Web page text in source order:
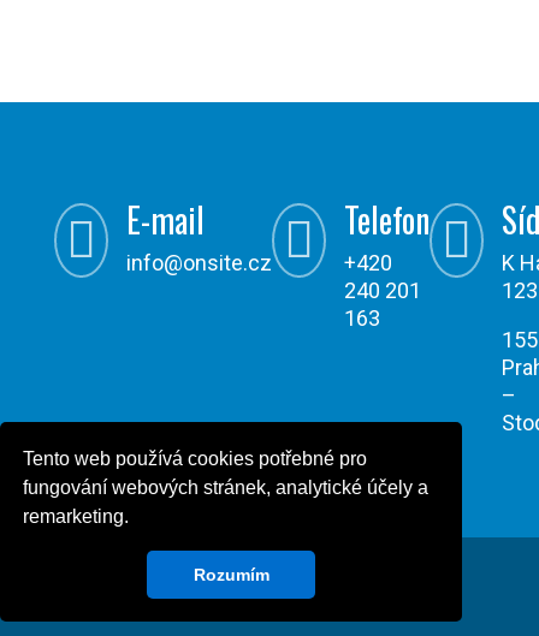
Tento web používá cookies potřebné pro
fungování webových stránek, analytické účely a
remarketing.
Rozumím
 E-mail
info@onsite.cz  Telefon
+420
240 201
163

K
–
Všechna práva vyhrazena © Onsite Power 2026